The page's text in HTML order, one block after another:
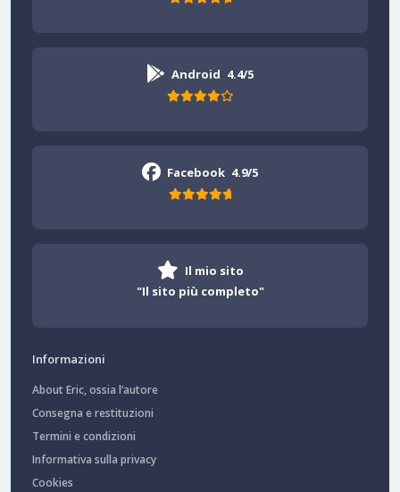
Android 4.4/5
Facebook 4.9/5
Il mio sito
"Il sito più completo"
Informazioni
About Eric, ossia l’autore
Consegna e restituzioni
Termini e condizioni
Informativa sulla privacy
Cookies